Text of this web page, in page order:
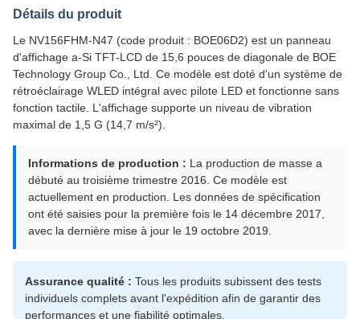
Détails du produit
Le NV156FHM-N47 (code produit : BOE06D2) est un panneau
d'affichage a-Si TFT-LCD de 15,6 pouces de diagonale de BOE
Technology Group Co., Ltd. Ce modèle est doté d'un système de
rétroéclairage WLED intégral avec pilote LED et fonctionne sans
fonction tactile. L'affichage supporte un niveau de vibration
maximal de 1,5 G (14,7 m/s²).
Informations de production : La production de masse a
débuté au troisième trimestre 2016. Ce modèle est
actuellement en production. Les données de spécification
ont été saisies pour la première fois le 14 décembre 2017,
avec la dernière mise à jour le 19 octobre 2019.
Assurance qualité : Tous les produits subissent des tests
individuels complets avant l'expédition afin de garantir des
performances et une fiabilité optimales.